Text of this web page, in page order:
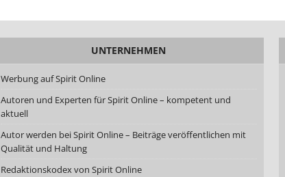
UNTERNEHMEN
Werbung auf Spirit Online
Autoren und Experten für Spirit Online – kompetent und
aktuell
Autor werden bei Spirit Online – Beiträge veröffentlichen mit
Qualität und Haltung
Redaktionskodex von Spirit Online